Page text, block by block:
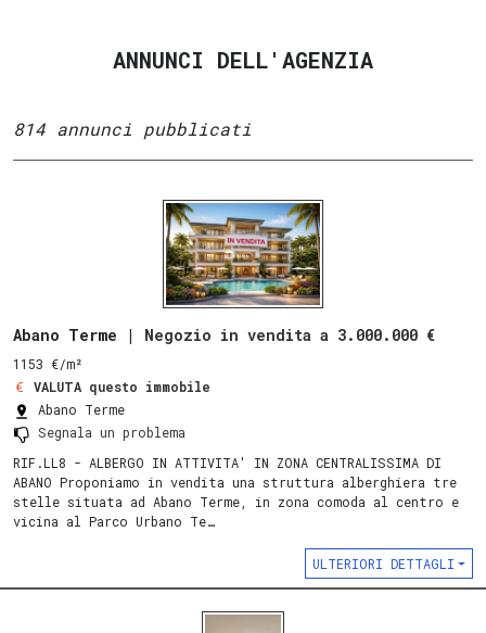
ANNUNCI DELL'AGENZIA
814 annunci pubblicati
Abano Terme | Negozio in vendita a 3.000.000 €
1153 €/m²
VALUTA questo immobile
Abano Terme
Segnala un problema
RIF.LL8 - ALBERGO IN ATTIVITA' IN ZONA CENTRALISSIMA DI
ABANO Proponiamo in vendita una struttura alberghiera tre
stelle situata ad Abano Terme, in zona comoda al centro e
vicina al Parco Urbano Te…
ULTERIORI DETTAGLI